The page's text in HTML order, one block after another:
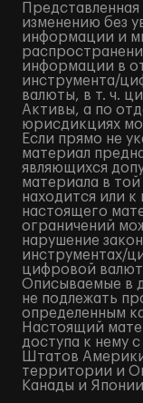
изменению без
информации и
информации в
инструмента/
валюты, в т. ч.
Активы, а по
юрисдикциях
Если прямо не
материал
являющихся
материала в
находится или
настоящего
ограничений
нарушение
инструментах/
цифровой
Описываемые в
не подлежать
определенным
Настоящий
доступа к нему
Штатов
территории и
Канады и